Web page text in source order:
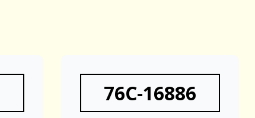
76C-16886